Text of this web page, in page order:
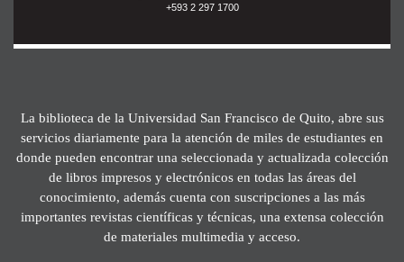
+593 2 297 1700
La biblioteca de la Universidad San Francisco de Quito, abre sus
servicios diariamente para la atención de miles de estudiantes en
donde pueden encontrar una seleccionada y actualizada colección
de libros impresos y electrónicos en todas las áreas del
conocimiento, además cuenta con suscripciones a las más
importantes revistas científicas y técnicas, una extensa colección
de materiales multimedia y acceso.